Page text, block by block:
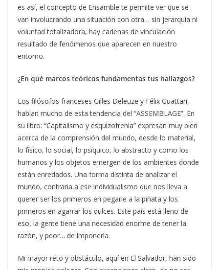
es así, el concepto de Ensamble te permite ver que se
van involucrando una situación con otra… sin jerarquía ni
voluntad totalizadora, hay cadenas de vinculación
resultado de fenómenos que aparecen en nuestro
entorno.
¿En qué marcos teóricos fundamentas tus hallazgos?
Los filósofos franceses Gilles Deleuze y Félix Guattari,
hablan mucho de esta tendencia del “ASSEMBLAGE”. En
su libro: “Capitalismo y esquizofrenia” expresan muy bien
acerca de la comprensión del mundo, desde lo material,
lo físico, lo social, lo psíquico, lo abstracto y como los
humanos y los objetos emergen de los ambientes donde
están enredados. Una forma distinta de analizar el
mundo, contraria a ese individualismo que nos lleva a
querer ser los primeros en pegarle a la piñata y los
primeros en agarrar los dulces. Este país está lleno de
eso, la gente tiene una necesidad enorme de tener la
razón, y peor… de imponerla.
Mi mayor reto y obstáculo, aquí en El Salvador, han sido